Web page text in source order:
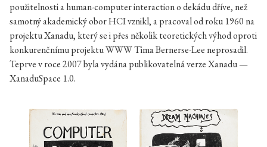
použitelnosti a human-computer interaction o dekádu dříve, než
samotný akademický obor HCI vznikl, a pracoval od roku 1960 na
projektu Xanadu, který se i přes několik teoretických výhod oproti
konkurenčnímu projektu WWW Tima Bernerse-Lee neprosadil.
Teprve v roce 2007 byla vydána publikovatelná verze Xanadu —
XanaduSpace 1.0.